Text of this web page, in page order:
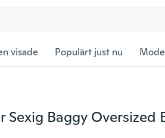
visade Populärt just nu Mode